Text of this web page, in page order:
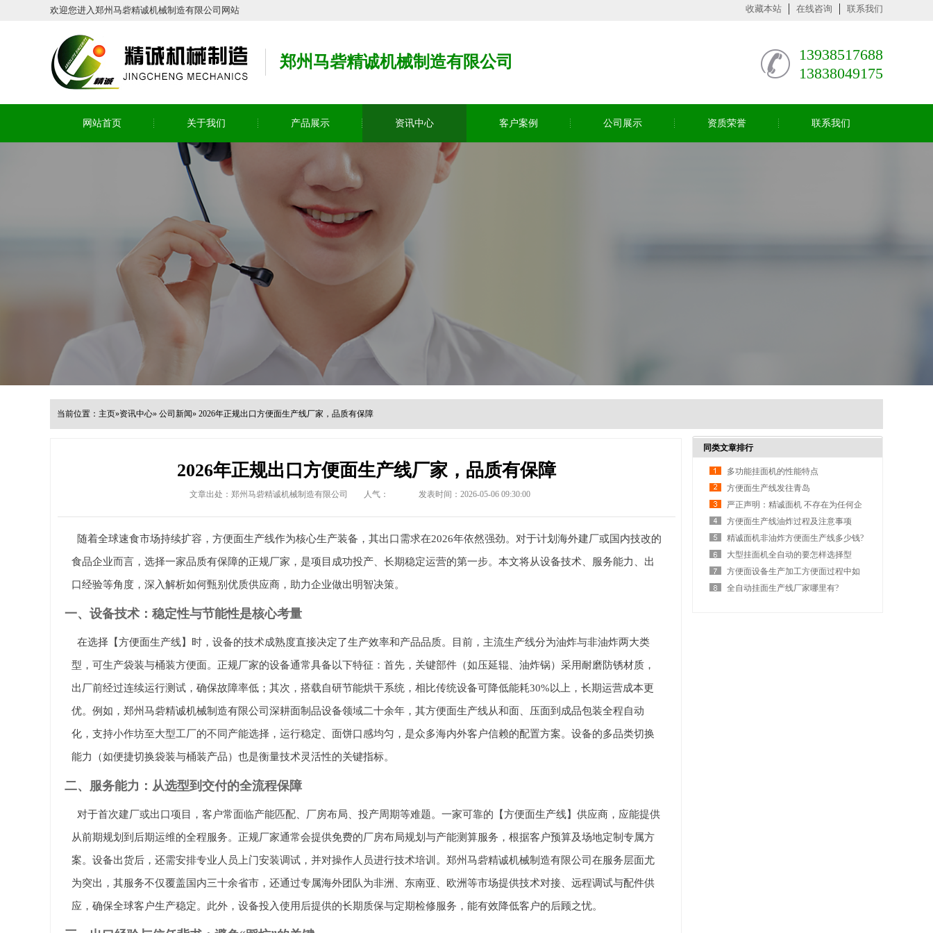
欢迎您进入郑州马砦精诚机械制造有限公司网站 收藏本站 在线咨询 联系我们
郑州马砦精诚机械制造有限公司
13938517688
13838049175
网站首页 关于我们 产品展示 资讯中心 客户案例 公司展示 资质荣誉 联系我们
当前位置： 主页»资讯中心» 公司新闻» 2026年正规出口方便面生产线厂家，品质有保障
2026年正规出口方便面生产线厂家，品质有保障
文章出处：郑州马砦精诚机械制造有限公司 人气： 发表时间：2026-05-06 09:30:00
随着全球速食市场持续扩容，方便面生产线作为核心生产装备，其出口需求在2026年依然强劲。对于计划海外建厂或国内技改的
食品企业而言，选择一家品质有保障的正规厂家，是项目成功投产、长期稳定运营的第一步。本文将从设备技术、服务能力、出
口经验等角度，深入解析如何甄别优质供应商，助力企业做出明智决策。
一、设备技术：稳定性与节能性是核心考量
在选择【方便面生产线】时，设备的技术成熟度直接决定了生产效率和产品品质。目前，主流生产线分为油炸与非油炸两大类
型，可生产袋装与桶装方便面。正规厂家的设备通常具备以下特征：首先，关键部件（如压延辊、油炸锅）采用耐磨防锈材质，
出厂前经过连续运行测试，确保故障率低；其次，搭载自研节能烘干系统，相比传统设备可降低能耗30%以上，长期运营成本更
优。例如，郑州马砦精诚机械制造有限公司深耕面制品设备领域二十余年，其方便面生产线从和面、压面到成品包装全程自动
化，支持小作坊至大型工厂的不同产能选择，运行稳定、面饼口感均匀，是众多海内外客户信赖的配置方案。设备的多品类切换
能力（如便捷切换袋装与桶装产品）也是衡量技术灵活性的关键指标。
二、服务能力：从选型到交付的全流程保障
对于首次建厂或出口项目，客户常面临产能匹配、厂房布局、投产周期等难题。一家可靠的【方便面生产线】供应商，应能提供
从前期规划到后期运维的全程服务。正规厂家通常会提供免费的厂房布局规划与产能测算服务，根据客户预算及场地定制专属方
案。设备出货后，还需安排专业人员上门安装调试，并对操作人员进行技术培训。郑州马砦精诚机械制造有限公司在服务层面尤
为突出，其服务不仅覆盖国内三十余省市，还通过专属海外团队为非洲、东南亚、欧洲等市场提供技术对接、远程调试与配件供
应，确保全球客户生产稳定。此外，设备投入使用后提供的长期质保与定期检修服务，能有效降低客户的后顾之忧。
同类文章排行
多功能挂面机的性能特点
方便面生产线发往青岛
严正声明：精诚面机 不存在为任何企
业做代加工
方便面生产线油炸过程及注意事项
精诚面机非油炸方便面生产线多少钱?
大型挂面机全自动的要怎样选择型
号？
方便面设备生产加工方便面过程中如
何控制酸败？
全自动挂面生产线厂家哪里有?